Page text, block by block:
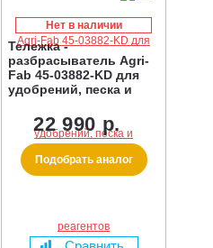
Нет в наличии
Тележка -
разбрасыватель Agri-
Fab 45-03882-KD для
удобрений, песка и
22 990 р.
Подобрать аналог